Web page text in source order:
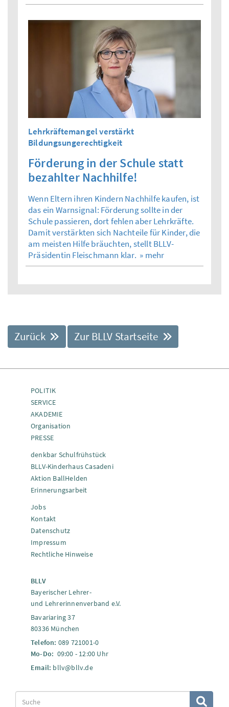
Lehrkräftemangel verstärkt
Bildungsungerechtigkeit
Förderung in der Schule statt
bezahlter Nachhilfe!
Wenn Eltern ihren Kindern Nachhilfe kaufen, ist
das ein Warnsignal: Förderung sollte in der
Schule passieren, dort fehlen aber Lehrkräfte.
Damit verstärkten sich Nachteile für Kinder, die
am meisten Hilfe bräuchten, stellt BLLV-
Präsidentin Fleischmann klar. » mehr
Zurück Zur BLLV Startseite
POLITIK
SERVICE
AKADEMIE
Organisation
PRESSE
denkbar Schulfrühstück
BLLV-Kinderhaus Casadeni
Aktion BallHelden
Erinnerungsarbeit
Jobs
Kontakt
Datenschutz
Impressum
Rechtliche Hinweise
BLLV
Bayerischer Lehrer-
und Lehrerinnenverband e.V.
Bavariaring 37
80336 München
Telefon: 089 721001-0
Mo-Do: 09:00 - 12:00 Uhr
Email: bllv@bllv.de